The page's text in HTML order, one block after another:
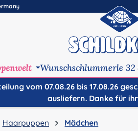
Wunschschlummerle 32
vom 07.08.26 bis 17.08.26
ausliefern. Danke für
Haarpuppen Mädchen